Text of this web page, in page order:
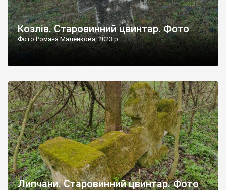
Козлів. Старовинний цвинтар. Фото
Фото Романа Маленкова, 2023 р.
Липчани. Старовинний цвинтар. Фото